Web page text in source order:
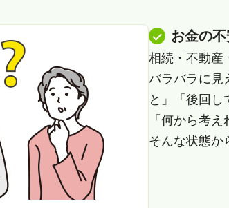
お金の不
相続・不動産
バラバラに見
と」「後回し
「何から考
そんな状態か